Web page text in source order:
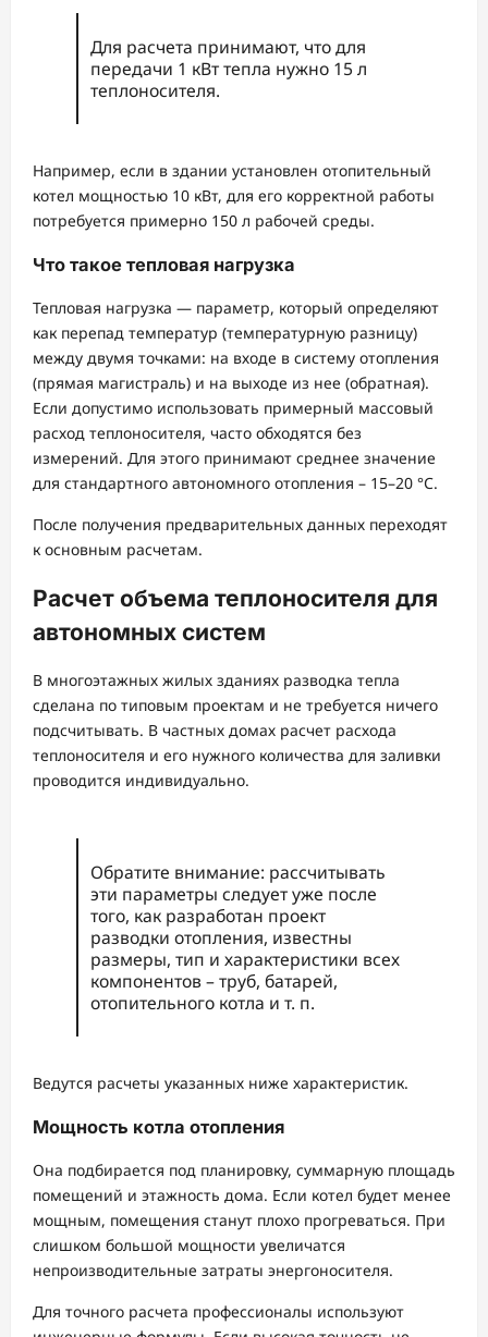
Для расчета принимают, что для
передачи 1 кВт тепла нужно 15 л
теплоносителя.
Например, если в здании установлен отопительный
котел мощностью 10 кВт, для его корректной работы
потребуется примерно 150 л рабочей среды.
Что такое тепловая нагрузка
Тепловая нагрузка — параметр, который определяют
как перепад температур (температурную разницу)
между двумя точками: на входе в систему отопления
(прямая магистраль) и на выходе из нее (обратная).
Если допустимо использовать примерный массовый
расход теплоносителя, часто обходятся без
измерений. Для этого принимают среднее значение
для стандартного автономного отопления – 15–20 °C.
После получения предварительных данных переходят
к основным расчетам.
Расчет объема теплоносителя для
автономных систем
В многоэтажных жилых зданиях разводка тепла
сделана по типовым проектам и не требуется ничего
подсчитывать. В частных домах расчет расхода
теплоносителя и его нужного количества для заливки
проводится индивидуально.
Обратите внимание: рассчитывать
эти параметры следует уже после
того, как разработан проект
разводки отопления, известны
размеры, тип и характеристики всех
компонентов – труб, батарей,
отопительного котла и т. п.
Ведутся расчеты указанных ниже характеристик.
Мощность котла отопления
Она подбирается под планировку, суммарную площадь
помещений и этажность дома. Если котел будет менее
мощным, помещения станут плохо прогреваться. При
слишком большой мощности увеличатся
непроизводительные затраты энергоносителя.
Для точного расчета профессионалы используют